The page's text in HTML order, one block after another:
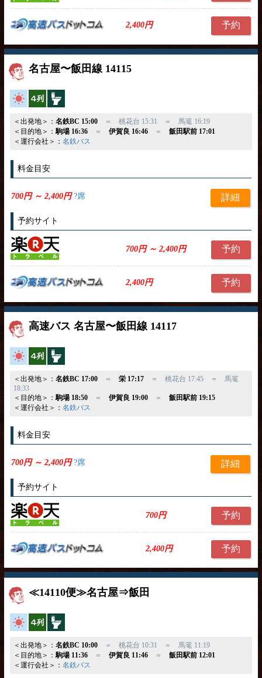
2,400円 予約
名古屋〜飯田線 14115
高速バス
横4列
＜出発地＞： 名鉄BC 15:00＝ 桃花台 15:31 ＝ 馬篭 16:19
＜目的地＞：駒場 16:36＝ 伊賀良 16:46＝ 飯田駅前 17:01
＜運行会社＞： 名鉄バス
料金目安
700円 ～ 2,400円?席 詳細
予約サイト
700円 ～ 2,400円 予約
2,400円 予約
高速バス 名古屋〜飯田線 14117
高速バス
横4列
＜出発地＞： 名鉄BC 17:00＝ 栄 17:17＝ 桃花台 17:45 ＝ 馬篭
18:33
＜目的地＞：駒場 18:50＝ 伊賀良 19:00＝ 飯田駅前 19:15
＜運行会社＞： 名鉄バス
料金目安
700円 ～ 2,400円?席 詳細
予約サイト
700円 予約
2,400円 予約
≪14110便≫名古屋⇒飯田
高速バス
横4列
＜出発地＞： 名鉄BC 10:00＝ 桃花台 10:31 ＝ 馬篭 11:19
＜目的地＞：駒場 11:36＝ 伊賀良 11:46＝ 飯田駅前 12:01
＜運行会社＞： 名鉄バス